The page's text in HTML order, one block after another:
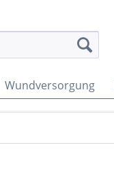
Wundversorgung